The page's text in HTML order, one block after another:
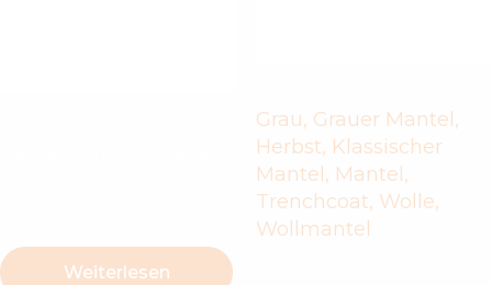
Weiterlesen
Grau, Grauer Mantel ,
Herbst, Klassischer
Mantel , Mantel ,
Trenchcoat, Wolle,
Wollmantel